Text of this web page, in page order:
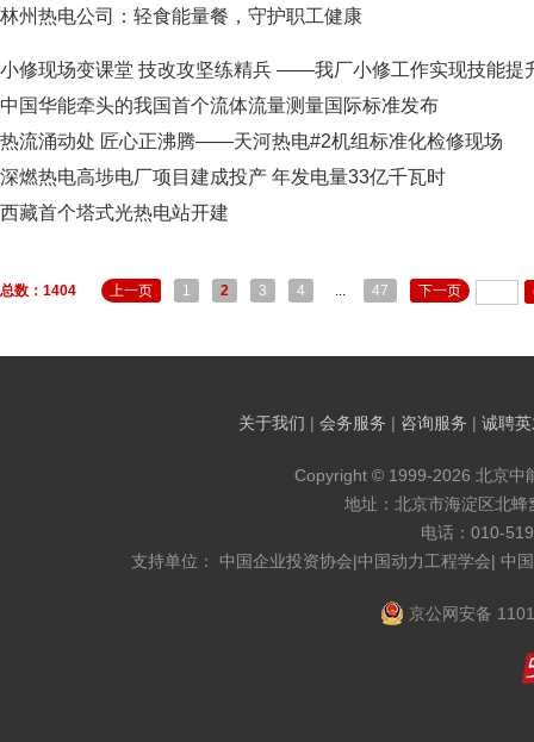
林州热电公司：轻食能量餐，守护职工健康
小修现场变课堂 技改攻坚练精兵 ——我厂小修工作实现技能提
中国华能牵头的我国首个流体流量测量国际标准发布
热流涌动处 匠心正沸腾——天河热电#2机组标准化检修现场
深燃热电高埗电厂项目建成投产 年发电量33亿千瓦时
西藏首个塔式光热电站开建
总数：1404 上一页 1 2 3 4 ... 47 下一页
关于我们 | 会务服务 | 咨询服务 | 诚聘
Copyright © 1999-2026 北京中
地址：北京市海淀区北
电话：010-
支持单位： 中国企业投资协会|中国动力工程学会| 中
京公网安备